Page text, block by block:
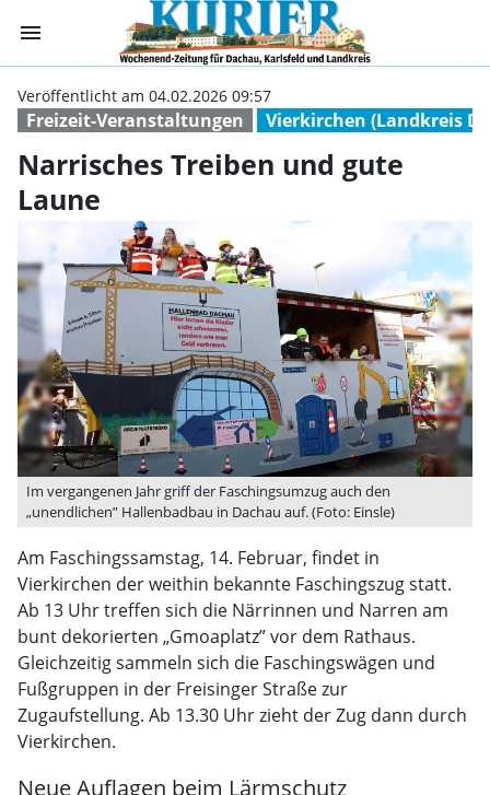
menu Narrisches
Freizeit-Veranstaltungen Vierkirchen (Landkreis
Veröffentlicht am 04.02.2026 09:57
Narrisches Treiben und gute
Laune
Im vergangenen Jahr griff der Faschingsumzug auch den
„unendlichen” Hallenbadbau in Dachau auf. (Foto: Einsle)
Am Faschingssamstag, 14. Februar, findet in
Vierkirchen der weithin bekannte Faschingszug statt.
Ab 13 Uhr treffen sich die Närrinnen und Narren am
bunt dekorierten „Gmoaplatz” vor dem Rathaus.
Gleichzeitig sammeln sich die Faschingswägen und
Fußgruppen in der Freisinger Straße zur
Zugaufstellung. Ab 13.30 Uhr zieht der Zug dann durch
Vierkirchen.
Neue Auflagen beim Lärmschutz